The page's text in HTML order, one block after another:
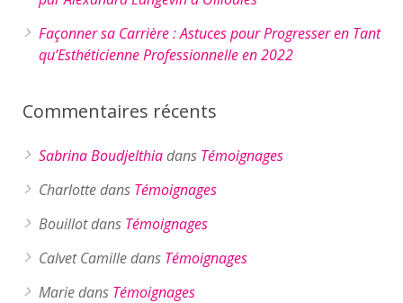
Façonner sa Carrière : Astuces pour Progresser en Tant
qu’Esthéticienne Professionnelle en 2022
Commentaires récents
Sabrina Boudjelthiadans Témoignages
Charlottedans Témoignages
Bouillotdans Témoignages
Calvet Camilledans Témoignages
Mariedans Témoignages